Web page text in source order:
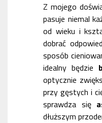
Z mojego
pasuje niemal
od wieku i
dobrać
sposób
idealny będzie
optycznie
przy gęstych i
sprawdza się
dłuższym